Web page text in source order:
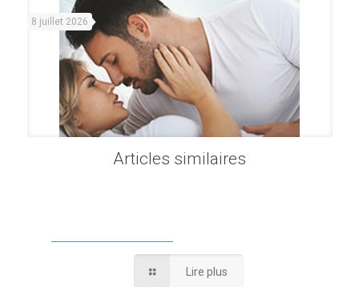
8 juillet 2026
Articles similaires
Lire plus